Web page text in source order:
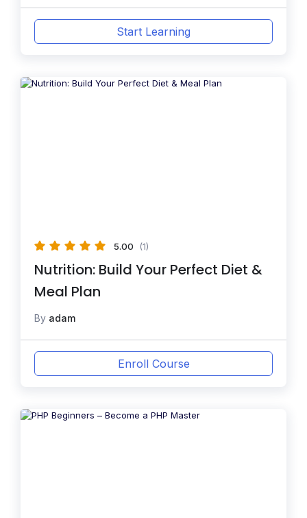
Start Learning
5.00 (1)
Nutrition: Build Your Perfect Diet &
Meal Plan
By adam
Enroll Course